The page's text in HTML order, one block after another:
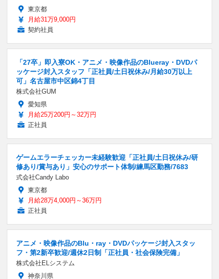
東京都
月給31万9,000円
契約社員
「27卒」即入寮OK・アニメ・映像作品のBlueray・DVDパ
ッケージ封入スタッフ「正社員/土日祝休み/月給30万以上
可」名古屋市中区錦4丁目
株式会社GUM
愛知県
月給25万200円～32万円
正社員
ゲームエラーチェッカー未経験歓迎「正社員/土日祝休み/研
修あり/賞与あり」安心のサポート体制/練馬区勤務/7683
式会社Candy Labo
東京都
月給28万4,000円～36万円
正社員
アニメ・映像作品のBlu・ray・DVDパッケージ封入スタッ
フ・第2新卒歓迎/週休2日制「正社員・社会保険完備」
株式会社ELシステム
神奈川県